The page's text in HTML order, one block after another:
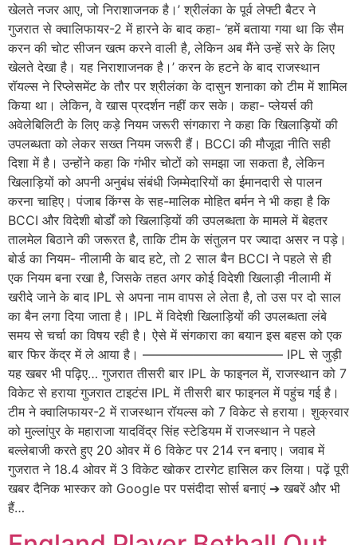
खेलते नजर आए, जो निराशाजनक है।’ श्रीलंका के पूर्व लेफ्टी बैटर ने
गुजरात से क्वालिफायर-2 में हारने के बाद कहा- ‘हमें बताया गया था कि सैम
करन की चोट सीजन खत्म करने वाली है, लेकिन अब मैंने उन्हें सरे के लिए
खेलते देखा है। यह निराशाजनक है।’ करन के हटने के बाद राजस्थान
रॉयल्स ने रिप्लेसमेंट के तौर पर श्रीलंका के दासुन शनाका को टीम में शामिल
किया था। लेकिन, वे खास प्रदर्शन नहीं कर सके। कहा- प्लेयर्स की
अवेलेबिलिटी के लिए कड़े नियम जरूरी संगकारा ने कहा कि खिलाड़ियों की
उपलब्धता को लेकर सख्त नियम जरूरी हैं। BCCI की मौजूदा नीति सही
दिशा में है। उन्होंने कहा कि गंभीर चोटों को समझा जा सकता है, लेकिन
खिलाड़ियों को अपनी अनुबंध संबंधी जिम्मेदारियों का ईमानदारी से पालन
करना चाहिए। पंजाब किंग्स के सह-मालिक मोहित बर्मन ने भी कहा है कि
BCCI और विदेशी बोर्डों को खिलाड़ियों की उपलब्धता के मामले में बेहतर
तालमेल बिठाने की जरूरत है, ताकि टीम के संतुलन पर ज्यादा असर न पड़े।
बोर्ड का नियम- नीलामी के बाद हटे, तो 2 साल बैन BCCI ने पहले से ही
एक नियम बना रखा है, जिसके तहत अगर कोई विदेशी खिलाड़ी नीलामी में
खरीदे जाने के बाद IPL से अपना नाम वापस ले लेता है, तो उस पर दो साल
का बैन लगा दिया जाता है। IPL में विदेशी खिलाड़ियों की उपलब्धता लंबे
समय से चर्चा का विषय रही है। ऐसे में संगकारा का बयान इस बहस को एक
बार फिर केंद्र में ले आया है। ——————————— IPL से जुड़ी
यह खबर भी पढ़िए… गुजरात तीसरी बार IPL के फाइनल में, राजस्थान को 7
विकेट से हराया गुजरात टाइटंस IPL में तीसरी बार फाइनल में पहुंच गई है।
टीम ने क्वालिफायर-2 में राजस्थान रॉयल्स को 7 विकेट से हराया। शुक्रवार
को मुल्लांपुर के महाराजा यादविंद्र सिंह स्टेडियम में राजस्थान ने पहले
बल्लेबाजी करते हुए 20 ओवर में 6 विकेट पर 214 रन बनाए। जवाब में
गुजरात ने 18.4 ओवर में 3 विकेट खोकर टारगेट हासिल कर लिया। पढ़ें पूरी
खबर दैनिक भास्कर को Google पर पसंदीदा सोर्स बनाएं ➔ खबरें और भी
हैं…